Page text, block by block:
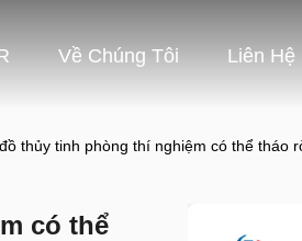
Về Chúng Tôi Liên Hệ
thủy tinh phòng thí nghiệm có thể
có thể